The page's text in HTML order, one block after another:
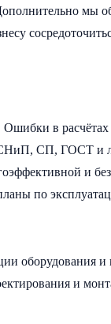
мы
в
СП, ГОСТ и
и
по
оборудования и
и